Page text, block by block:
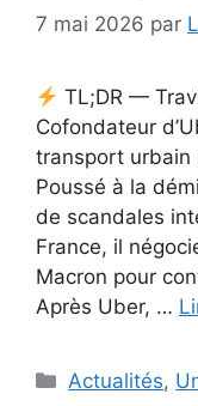
7 mai 2026 par
TL;DR —
Cofondateur
transport urbain
Poussé à la
de scandales
France, il
Macron pour
Après Uber, …
Catégories
Actualités,